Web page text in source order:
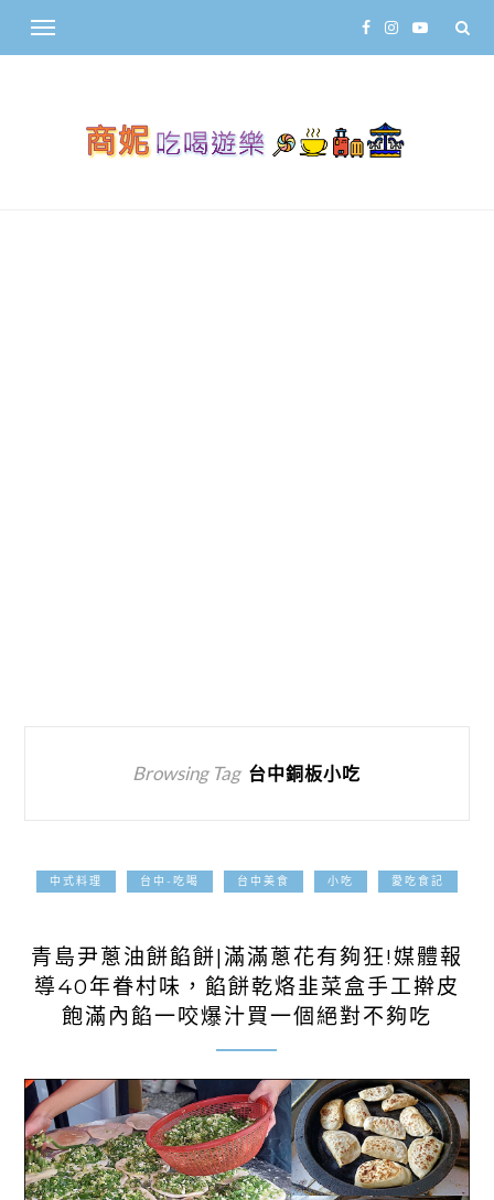
Browsing Tag 台中銅板小吃
中式料理 台中-吃喝 台中美食 小吃 愛吃食記
青島尹蔥油餅餡餅|滿滿蔥花有夠狂!媒體報
導40年眷村味，餡餅乾烙韭菜盒手工擀皮
飽滿內餡一咬爆汁買一個絕對不夠吃